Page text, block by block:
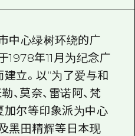
中心绿树环绕的广
1978年11月为纪念广
立。以“为了爱与和
、莫奈、雷诺阿、梵
加尔等印象派为中心
黑田精辉等日本现